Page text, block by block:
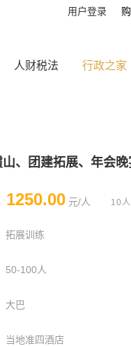
用户登录
人财税法 行政之家
、团建拓展、年会
1250.00 元/人 10
拓展训练
50-100人
大巴
当地准四酒店